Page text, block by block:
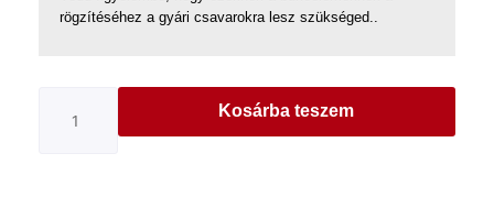
rögzítéséhez a gyári csavarokra lesz szükséged..
Kosárba teszem